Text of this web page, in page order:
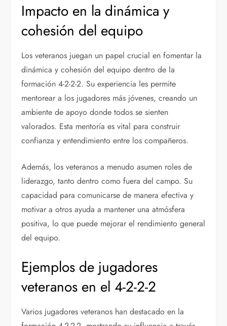
Impacto en la dinámica y
cohesión del equipo
Los veteranos juegan un papel crucial en fomentar la
dinámica y cohesión del equipo dentro de la
formación 4-2-2-2. Su experiencia les permite
mentorear a los jugadores más jóvenes, creando un
ambiente de apoyo donde todos se sienten
valorados. Esta mentoría es vital para construir
confianza y entendimiento entre los compañeros.
Además, los veteranos a menudo asumen roles de
liderazgo, tanto dentro como fuera del campo. Su
capacidad para comunicarse de manera efectiva y
motivar a otros ayuda a mantener una atmósfera
positiva, lo que puede mejorar el rendimiento general
del equipo.
Ejemplos de jugadores
veteranos en el 4-2-2-2
Varios jugadores veteranos han destacado en la